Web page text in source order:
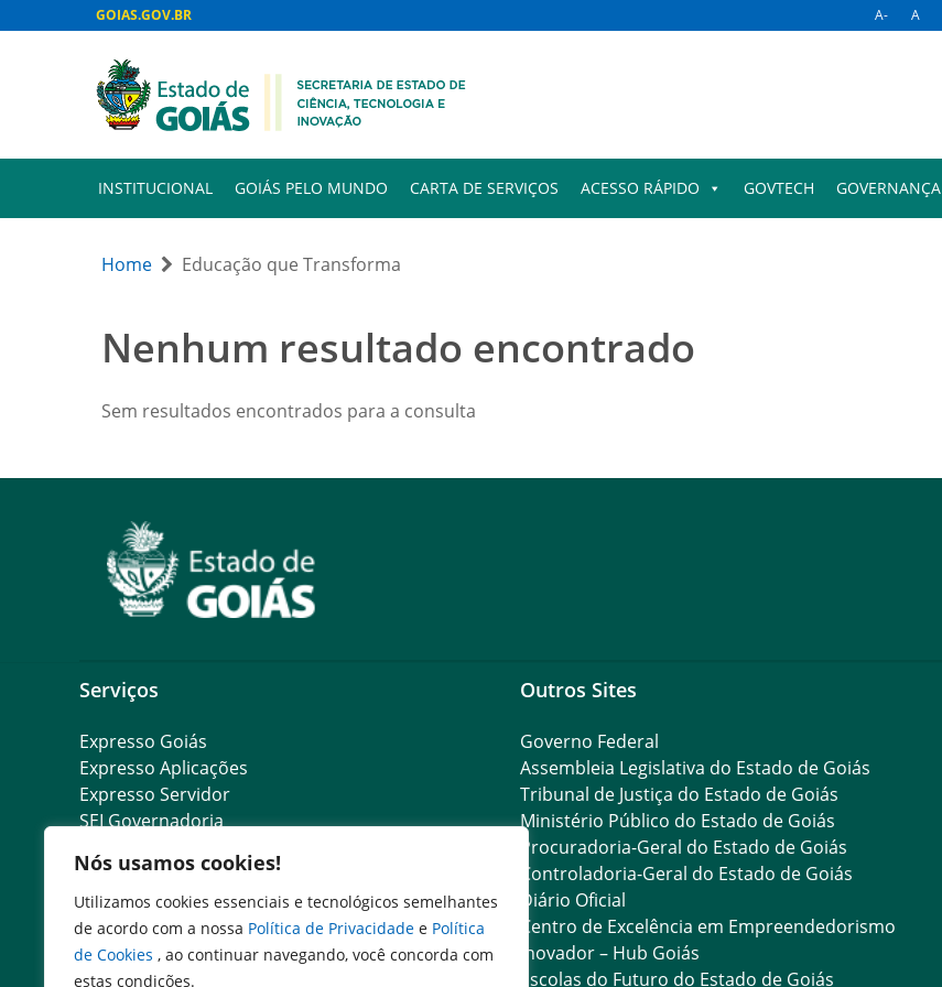
Nós usamos cookies!
Utilizamos cookies essenciais e tecnológicos semelhantes
de acordo com a nossa Política de Privacidade e Política
de Cookies , ao continuar navegando, você concorda com
estas condições.
GOIAS.GOV.BR A- A
INSTITUCIONAL GOIÁS PELO MUNDO CARTA DE SERVIÇOS ACESSO RÁPIDO GOVTECH GOVERNANÇA
Home Educação que Transforma
Nenhum resultado encontrado
Sem resultados encontrados para a consulta
Serviços
Expresso Goiás
Expresso Aplicações
Expresso Servidor
SEI Governadoria
Escola de Governo
Agenda de Autoridades
Portal do Colaborador
Outros Sites
Governo Federal
Assembleia Legislativa do Estado de Goiás
Tribunal de Justiça do Estado de Goiás
Ministério Público do Estado de Goiás
Procuradoria-Geral do Estado de Goiás
Controladoria-Geral do Estado de Goiás
Diário Oficial
Centro de Excelência em Empreendedorismo
Inovador – Hub Goiás
Escolas do Futuro do Estado de Goiás